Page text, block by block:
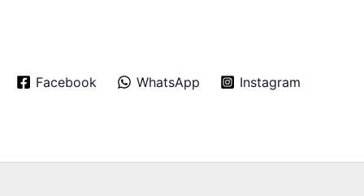
Facebook
WhatsApp Instagram